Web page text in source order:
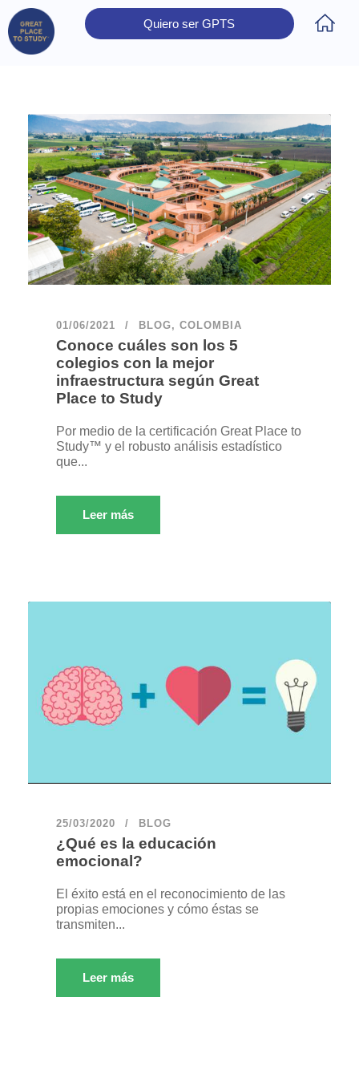
Quiero ser GPTS
01/06/2021 BLOG, COLOMBIA
Conoce cuáles son los 5
colegios con la mejor
infraestructura según Great
Place to Study
Por medio de la certificación Great Place to
Study™ y el robusto análisis estadístico
que...
Leer más
25/03/2020 BLOG
¿Qué es la educación
emocional?
El éxito está en el reconocimiento de las
propias emociones y cómo éstas se
transmiten...
Leer más